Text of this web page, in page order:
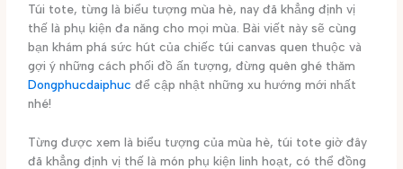
Túi tote, từng là biểu tượng mùa hè, nay đã khẳng định vị
thế là phụ kiện đa năng cho mọi mùa. Bài viết này sẽ cùng
bạn khám phá sức hút của chiếc túi canvas quen thuộc và
gợi ý những cách phối đồ ấn tượng, đừng quên ghé thăm
Dongphucdaiphuc để cập nhật những xu hướng mới nhất
nhé!
Từng được xem là biểu tượng của mùa hè, túi tote giờ đây
đã khẳng định vị thế là món phụ kiện linh hoạt, có thể đồng